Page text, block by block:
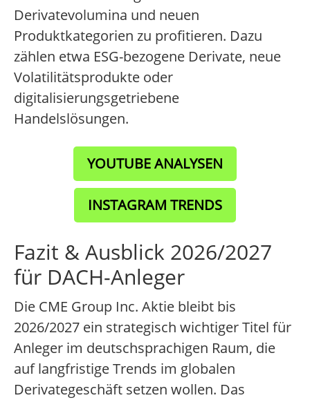
Derivatevolumina und neuen
Produktkategorien zu profitieren. Dazu
zählen etwa ESG-bezogene Derivate, neue
Volatilitätsprodukte oder
digitalisierungsgetriebene
Handelslösungen.
YOUTUBE ANALYSEN
INSTAGRAM TRENDS
Fazit & Ausblick 2026/2027
für DACH-Anleger
Die CME Group Inc. Aktie bleibt bis
2026/2027 ein strategisch wichtiger Titel für
Anleger im deutschsprachigen Raum, die
auf langfristige Trends im globalen
Derivategeschäft setzen wollen. Das